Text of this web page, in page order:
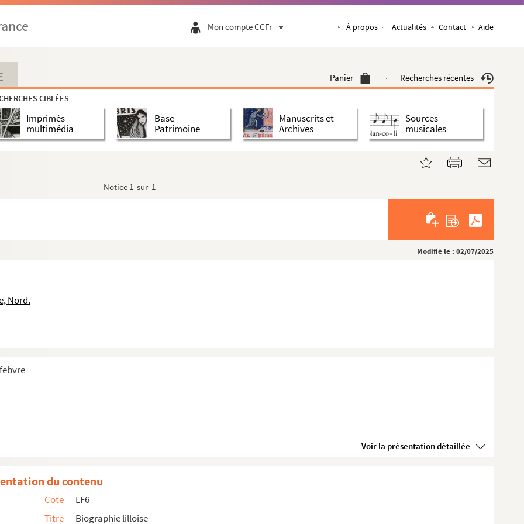
Mon compte CCFr À propos Actualités Contact Aide
Panier Recherches récentes
CIBLÉES
Imprimés
multimédia
Base
Patrimoine
Manuscrits et
Archives
Sources
musicales
Notice 1 sur 1
Modifié le : 02/07/2025
Nord.
Voir la présentation détaillée
du contenu
Cote
LF6
Titre
Biographie lilloise